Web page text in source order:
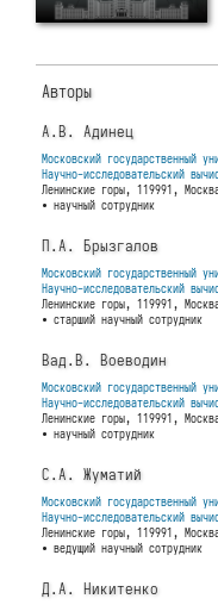
Авторы
А.В. Адинец
Московский государственный
Научно-исследовательский
Ленинские горы, 119991,
• научный сотрудник
П.А. Брызгалов
Московский государственный
Научно-исследовательский
Ленинские горы, 119991,
• старший научный сотрудник
Вад.В. Воеводин
Московский государственный
Научно-исследовательский
Ленинские горы, 119991,
• научный сотрудник
С.А. Жуматий
Московский государственный
Научно-исследовательский
Ленинские горы, 119991,
• ведущий научный сотрудник
Д.А. Никитенко